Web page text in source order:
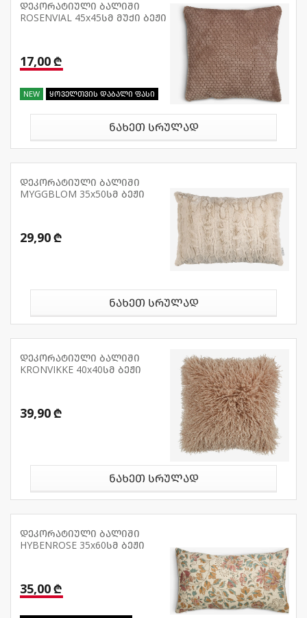
დეკორატიული ბალიში
ROSENVIAL 45x45სმ მუქი ბეჟი
17,00 ₾
NEW ყოველთვის დაბალი ფასი
ნახეთ სრულად
დეკორატიული ბალიში
MYGGBLOM 35x50სმ ბეჟი
29,90 ₾
ნახეთ სრულად
დეკორატიული ბალიში
KRONVIKKE 40x40სმ ბეჟი
39,90 ₾
ნახეთ სრულად
დეკორატიული ბალიში
HYBENROSE 35x60სმ ბეჟი
35,00 ₾